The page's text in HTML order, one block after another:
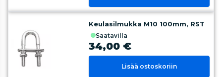
Keulasilmukka M10 100mm, RST
saatavilla
34,00 €
Lisää ostoskoriin